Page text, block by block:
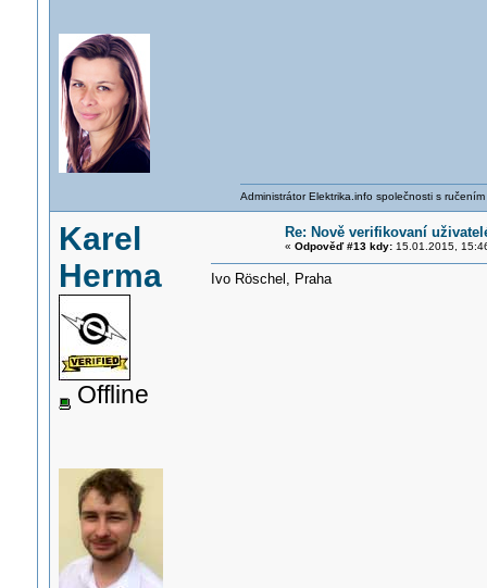
Administrátor Elektrika.info společnosti s
Karel
Herma
Offline
Re: Nově verifikovaní
« Odpověď #13 kdy:15.01.2015,
Ivo Röschel, Praha